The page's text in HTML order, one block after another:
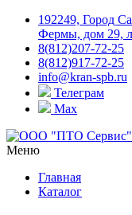
192249, Город
Фермы, дом 29,
8(812)207-72-25
8(812)917-72-25
info@kran-spb.ru
Телеграм
Max
Меню
Главная
Каталог